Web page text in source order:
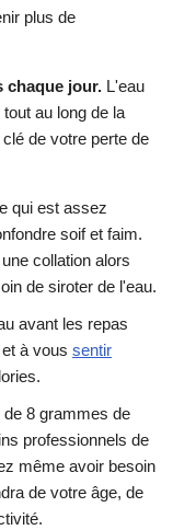
plus de
chaque jour. L'eau
au long de la
de votre perte de
qui est assez
soif et faim.
collation alors
de siroter de l'eau.
avant les repas
à vous sentir
8 grammes de
professionnels de
même avoir besoin
de votre âge, de